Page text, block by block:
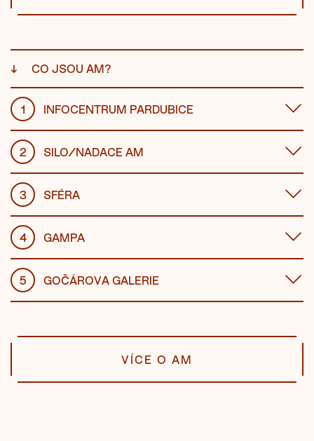
↓ CO JSOU AM?
1 INFOCENTRUM PARDUBICE
2 SILO/NADACE AM
3 SFÉRA
4 GAMPA
5 GOČÁROVA GALERIE
VÍCE O AM